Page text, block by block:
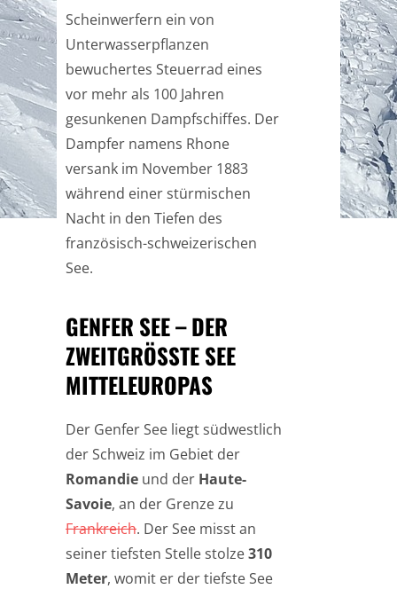
Scheinwerfern ein von
Unterwasserpflanzen
bewuchertes Steuerrad eines
vor mehr als 100 Jahren
gesunkenen Dampfschiffes. Der
Dampfer namens Rhone
versank im November 1883
während einer stürmischen
Nacht in den Tiefen des
französisch-schweizerischen
See.
GENFER SEE – DER
ZWEITGRÖSSTE SEE M
ITTELEUROPAS
Der Genfer See liegt südwestlich
der Schweiz im Gebiet der
Romandie und der Haute-
Savoie, an der Grenze zu
Frankreich. Der See misst an
seiner tiefsten Stelle stolze310
Meter, womit er der tiefste See